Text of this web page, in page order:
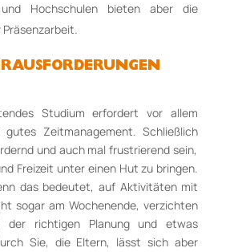
Hochschulen bieten aber die
Studiumerfordert vor allem
gutes Zeitmanagement.Schließlich
und auch mal frustrierendsein,
Freizeit unter einen Hut zu bringen.
das bedeutet, auf Aktivitäten mit
sogar am Wochenende, verzichten
der richtigen Planung undetwas
Sie, dieEltern, lässt sichaber